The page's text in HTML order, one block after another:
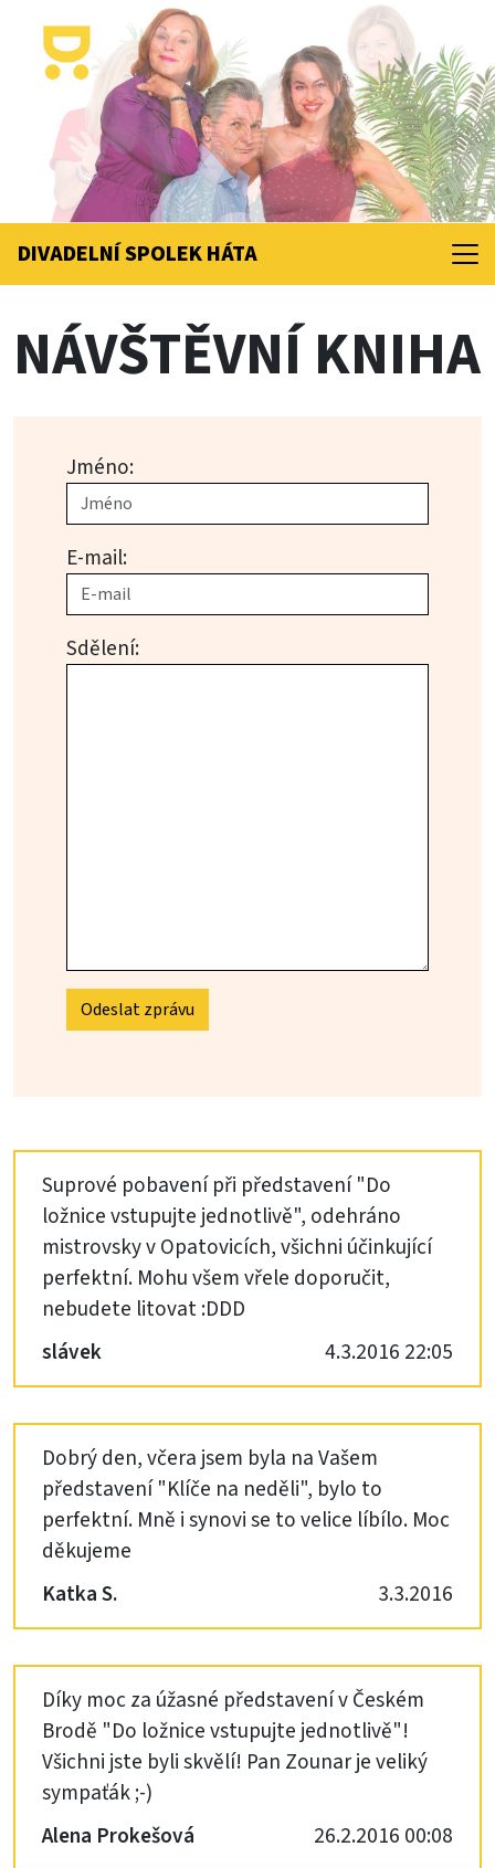
DIVADELNÍ SPOLEKHÁTA
NÁVŠTĚVNÍ KNIHA
Jméno:
E-mail:
Sdělení:
Odeslat zprávu
Suprové pobavení při představení "Do
ložnice vstupujte jednotlivě", odehráno
mistrovsky v Opatovicích, všichni účinkující
perfektní. Mohu všem vřele doporučit,
nebudete litovat :DDD
slávek
4.3.2016 22:05
Dobrý den, včera jsem byla na Vašem
představení "Klíče na neděli", bylo to
perfektní. Mně i synovi se to velice líbílo. Moc
děkujeme
Katka S.
3.3.2016
Díky moc za úžasné představení v Českém
Brodě "Do ložnice vstupujte jednotlivě"!
Všichni jste byli skvělí! Pan Zounar je veliký
sympaťák ;-)
Alena Prokešová
26.2.2016 00:08